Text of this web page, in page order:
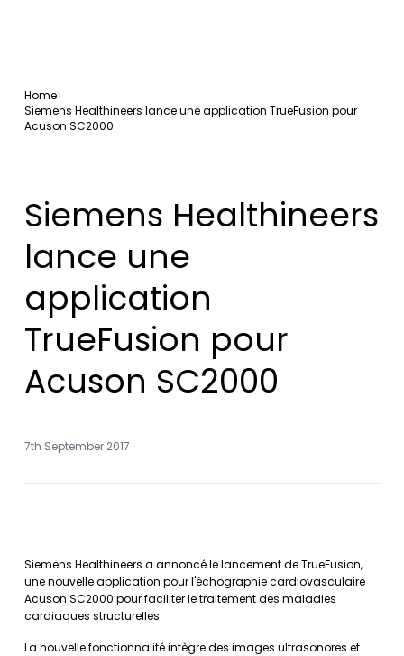
Home
Siemens Healthineers lance une application TrueFusion pour
Acuson SC2000
Siemens Healthineers
lance une
application
TrueFusion pour
Acuson SC2000
7th September 2017
Siemens Healthineers a annoncé le lancement de TrueFusion,
une nouvelle application pour l'échographie cardiovasculaire
Acuson SC2000 pour faciliter le traitement des maladies
cardiaques structurelles.
La nouvelle fonctionnalité intègre des images ultrasonores et